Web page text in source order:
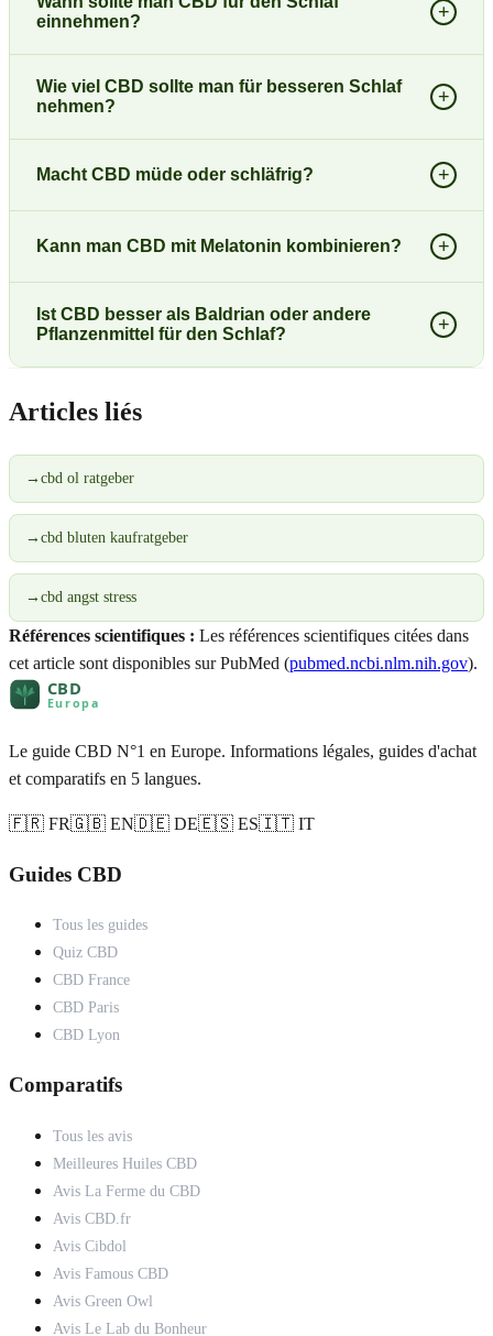
einnehmen?
+
Wie viel CBD sollte man für besseren Schlaf
nehmen?
+
Macht CBD müde oder schläfrig? +
Kann man CBD mit Melatonin kombinieren? +
Ist CBD besser als Baldrian oder andere
Pflanzenmittel für den Schlaf?
+
Articles liés
→ cbd ol ratgeber
→ cbd bluten kaufratgeber
→ cbd angst stress
Références scientifiques : Les références scientifiques citées dans
cet article sont disponibles sur PubMed (pubmed.ncbi.nlm.nih.gov).
Le guide CBD N°1 en Europe. Informations légales, guides d'achat
et comparatifs en 5 langues.
🇫🇷 FR🇬🇧 EN🇩🇪 DE🇪🇸 ES🇮🇹 IT
Guides CBD
Tous les guides
Quiz CBD
CBD France
CBD Paris
CBD Lyon
Comparatifs
Tous les avis
Meilleures Huiles CBD
Avis La Ferme du CBD
Avis CBD.fr
Avis Cibdol
Avis Famous CBD
Avis Green Owl
Avis Le Lab du Bonheur